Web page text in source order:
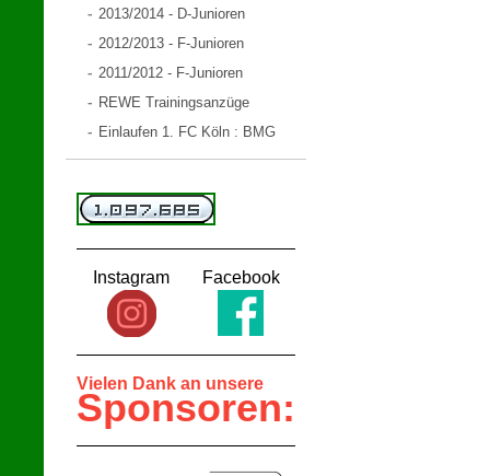
2013/2014 - D-Junioren
2012/2013 - F-Junioren
2011/2012 - F-Junioren
REWE Trainingsanzüge
Einlaufen 1. FC Köln : BMG
Instagram Facebook
Vielen Dank an unsere
Sponsoren: